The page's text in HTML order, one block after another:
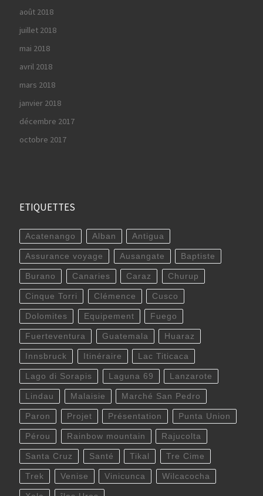
août 2018
juillet 2018
mai 2018
avril 2018
mars 2018
janvier 2018
décembre 2017
octobre 2017
ETIQUETTES
Acatenango Alban Antigua
Assurance voyage Ausangate Baptiste
Burano Canaries Caraz Churup
Cinque Torri Clémence Cusco
Dolomites Equipement Fuego
Fuerteventura Guatemala Huaraz
Innsbruck Itinéraire Lac Titicaca
Lago di Sorapis Laguna 69 Lanzarote
Lindau Malaisie Marché San Pedro
Paron Projet Présentation Punta Union
Pérou Rainbow mountain Rajucolta
Santa Cruz Santé Tikal Tre Cime
Trek Venise Vinicunca Wilcacocha